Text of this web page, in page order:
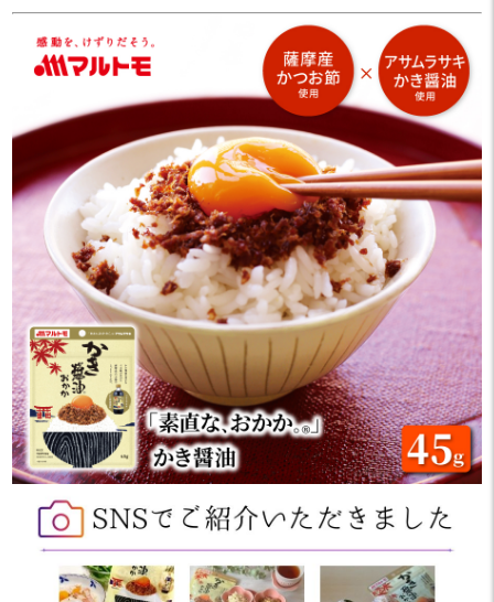
気づいた頃にはご飯が空っ
ぽ😳
ご飯以外にも冷奴やおひた
しのトッピング、卵焼きに混
ぜ込んでも美味しいんです🤤
PR prebushi_marutomo よ
り商品提供
#マルトモ #marutomo_fan #
素直なおかか #ごはんのお供
#アサムラサキ
の老舗「株式会社アサムラサ
キ」
こだわりが詰まったソフトふ
りかけだから、色んな食材
とコラボしても絶品！！
万能ねぎ、みょうが、シラス
などと混ぜても美味しい🤗✨
私のお気に入りは納豆+なめ
茸+おかか🐟🍚
大好きな3つの味がご飯と絡
み合って、めちゃ美味C～🌝
ちなみに写真はパッケージ
デザインを真似して作ってみ
ました♪
卵黄+TKG醤油をちょろっと
かけても最高に美味しかった
よ🤗
いろんな食材とコラボした
り、お豆腐にかけたり、ふか
し芋にかけたり、色んな楽し
み方ができるよ～(^^♪